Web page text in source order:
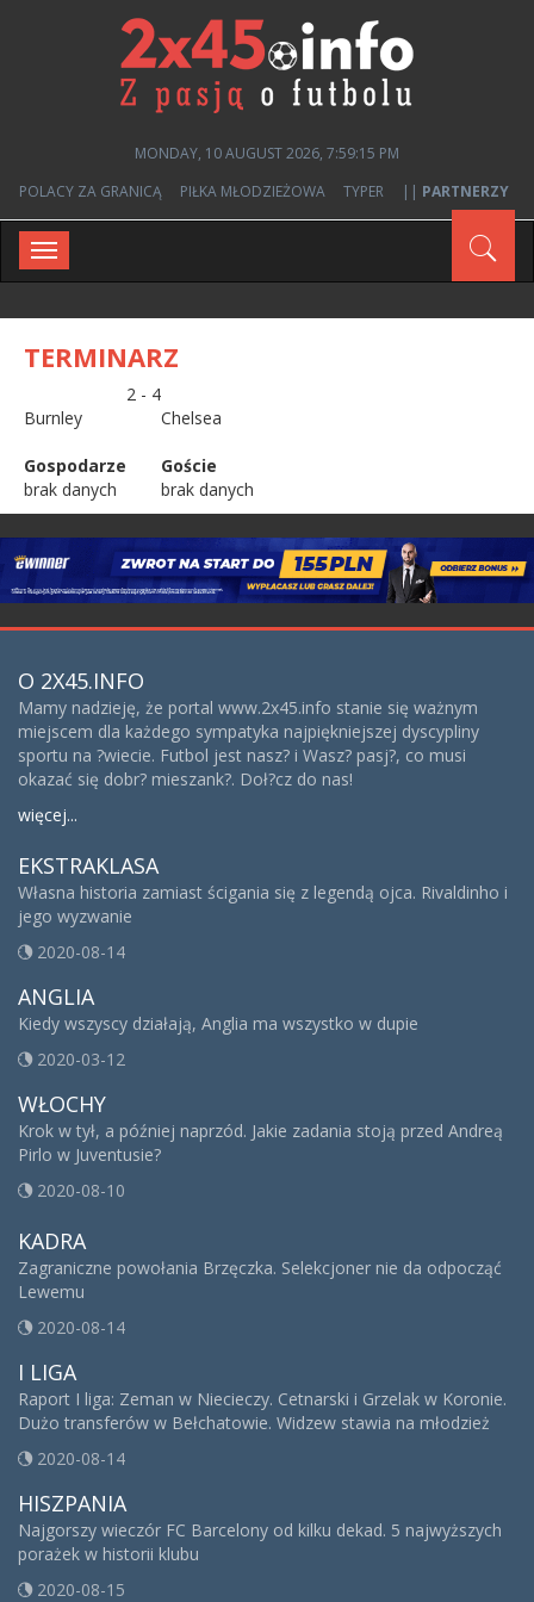
MONDAY, 10 AUGUST 2026, 7:59:15 PM
POLACY ZA GRANICĄ
PIŁKA MŁODZIEŻOWA TYPER || PARTNERZY
Toggle
navigation
TERMINARZ
2 - 4
Burnley
Chelsea
Gospodarze
brak danych
Goście
brak danych
O 2X45.INFO
Mamy nadzieję, że portal www.2x45.info stanie się ważnym
miejscem dla każdego sympatyka najpiękniejszej dyscypliny
sportu na ?wiecie. Futbol jest nasz? i Wasz? pasj?, co musi
okazać się dobr? mieszank?. Doł?cz do nas!
więcej...
EKSTRAKLASA
Własna historia zamiast ścigania się z legendą ojca. Rivaldinho i
jego wyzwanie
2020-08-14
ANGLIA
Kiedy wszyscy działają, Anglia ma wszystko w dupie
2020-03-12
WŁOCHY
Krok w tył, a później naprzód. Jakie zadania stoją przed Andreą
Pirlo w Juventusie?
2020-08-10
KADRA
Zagraniczne powołania Brzęczka. Selekcjoner nie da odpocząć
Lewemu
2020-08-14
I LIGA
Raport I liga: Zeman w Niecieczy. Cetnarski i Grzelak w Koronie.
Dużo transferów w Bełchatowie. Widzew stawia na młodzież
2020-08-14
HISZPANIA
Najgorszy wieczór FC Barcelony od kilku dekad. 5 najwyższych
porażek w historii klubu
2020-08-15